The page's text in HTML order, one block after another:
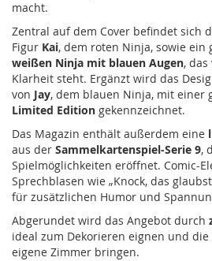
macht.
Zentral auf dem Cover befindet sich
Figur Kai, dem roten Ninja, sowie ein
weißen Ninja mit blauen Augen,
Klarheit steht. Ergänzt wird das
von Jay, dem blauen Ninja, mit einer
Limited Edition gekennzeichnet.
Das Magazin enthält außerdem eine
aus der Sammelkartenspiel-Serie 9,
Spielmöglichkeiten eröffnet. Comic-
Sprechblasen wie „Knock, das
für zusätzlichen Humor und
Abgerundet wird das Angebot durch
ideal zum Dekorieren eignen und
eigene Zimmer bringen.